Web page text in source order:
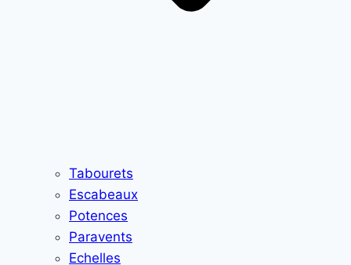
Tabourets
Escabeaux
Potences
Paravents
Echelles